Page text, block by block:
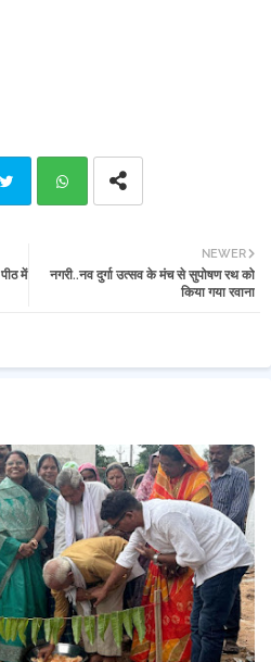
atsa
NEWER
नगरी..नव दुर्गा उत्सव के मंच से सुपोषण रथ को
किया गया रवाना
में